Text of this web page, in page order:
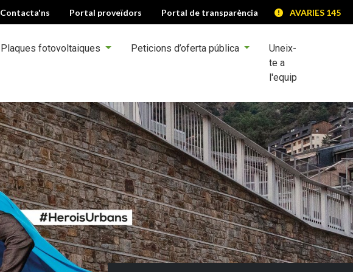
Contacta'ns Portal proveïdors Portal de transparència AVARIES 145
Plaques fotovoltaiques Peticions d’oferta pública
Uneix-
te a
l'equip